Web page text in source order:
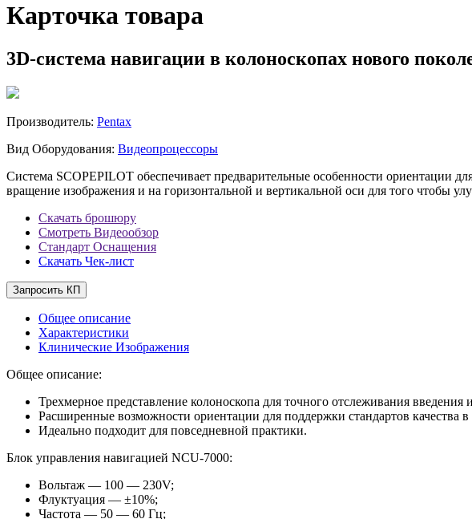
Карточка товара
3D-система навигации в колоноскопах нового
Производитель: Pentax
Вид Оборудования: Видеопроцессоры
Система SCOPEPILOT обеспечивает предварительные особенности ориентации
вращение изображения и на горизонтальной и вертикальной оси для того чтобы
Скачать брошюру
Смотреть Видеообзор
Стандарт Оснащения
Скачать Чек-лист
Запросить КП
Общее описание
Характеристики
Клинические Изображения
Общее описание:
Трехмерное представление колоноскопа для точного отслеживания
Расширенные возможности ориентации для поддержки стандартов качества
Идеально подходит для повседневной практики.
Блок управления навигацией NCU-7000:
Вольтаж — 100 — 230V;
Флуктуация — ±10%;
Частота — 50 — 60 Гц;